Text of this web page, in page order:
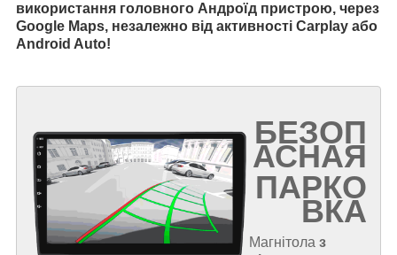
використання головного Андроїд пристрою, через
Google Maps, незалежно від активності Carplay або
Android Auto!
БЕЗОП
АСНАЯ
ПАРКО
ВКА
Магнітола з